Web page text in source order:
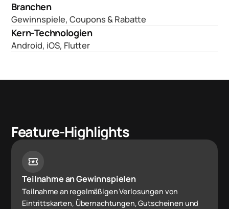
Branchen
Gewinnspiele, Coupons & Rabatte
Kern-Technologien
Android, iOS, Flutter
Feature-Highlights
local_activity
Teilnahme an Gewinnspielen
Teilnahme an regelmäßigen Verlosungen von
Eintrittskarten, Übernachtungen, Gutscheinen und